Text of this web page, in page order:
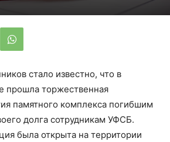
стало известно, что в
прошла торжественная
памятного комплекса погибшим
долга сотрудникам УФСБ.
была открыта на территории